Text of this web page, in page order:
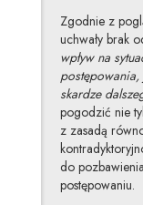
Zgodnie z
uchwały brak
wpływ na
skardze
pogodzić nie
z zasadą
do
postępowaniu.